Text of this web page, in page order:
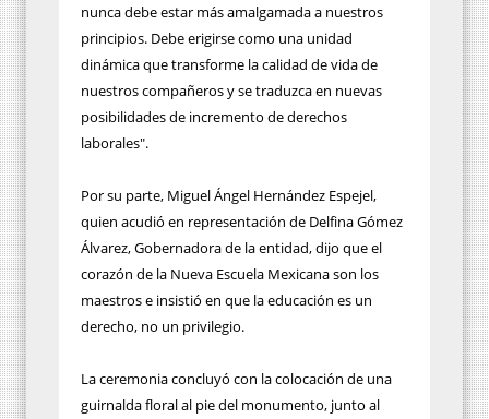
nunca debe estar más amalgamada a nuestros
principios. Debe erigirse como una unidad
dinámica que transforme la calidad de vida de
nuestros compañeros y se traduzca en nuevas
posibilidades de incremento de derechos
laborales".
Por su parte, Miguel Ángel Hernández Espejel,
quien acudió en representación de Delfina Gómez
Álvarez, Gobernadora de la entidad, dijo que el
corazón de la Nueva Escuela Mexicana son los
maestros e insistió en que la educación es un
derecho, no un privilegio.
La ceremonia concluyó con la colocación de una
guirnalda floral al pie del monumento, junto al